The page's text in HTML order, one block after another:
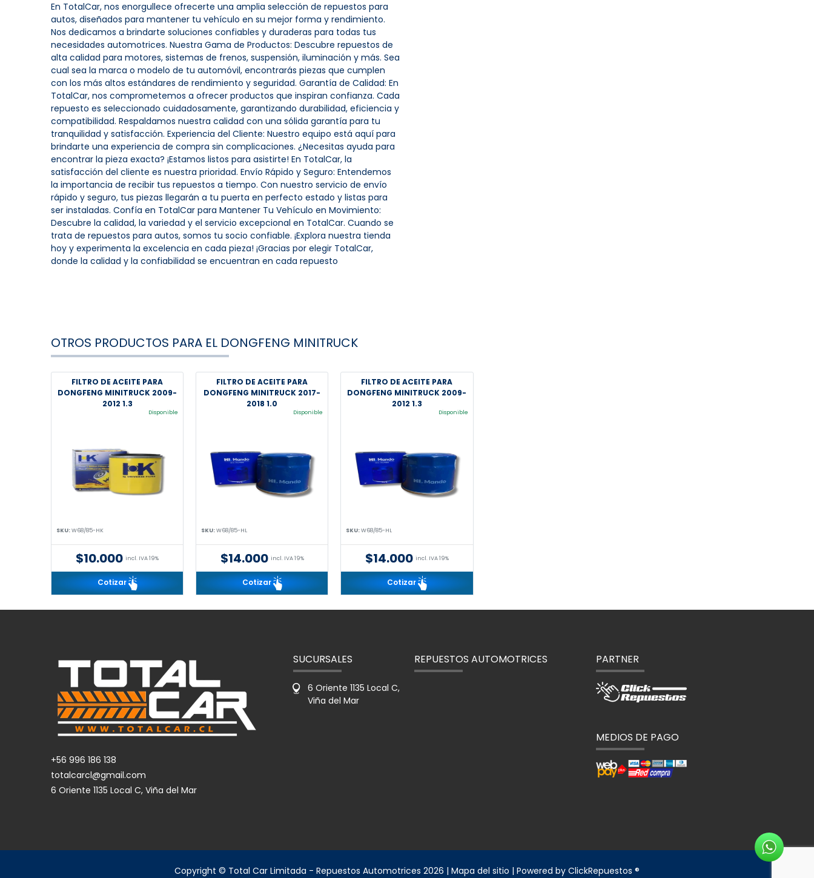
En TotalCar, nos enorgullece ofrecerte una amplia selección de repuestos para
autos, diseñados para mantener tu vehículo en su mejor forma y rendimiento.
Nos dedicamos a brindarte soluciones confiables y duraderas para todas tus
necesidades automotrices. Nuestra Gama de Productos: Descubre repuestos de
alta calidad para motores, sistemas de frenos, suspensión, iluminación y más. Sea
cual sea la marca o modelo de tu automóvil, encontrarás piezas que cumplen
con los más altos estándares de rendimiento y seguridad. Garantía de Calidad: En
TotalCar, nos comprometemos a ofrecer productos que inspiran confianza. Cada
repuesto es seleccionado cuidadosamente, garantizando durabilidad, eficiencia y
compatibilidad. Respaldamos nuestra calidad con una sólida garantía para tu
tranquilidad y satisfacción. Experiencia del Cliente: Nuestro equipo está aquí para
brindarte una experiencia de compra sin complicaciones. ¿Necesitas ayuda para
encontrar la pieza exacta? ¡Estamos listos para asistirte! En TotalCar, la
satisfacción del cliente es nuestra prioridad. Envío Rápido y Seguro: Entendemos
la importancia de recibir tus repuestos a tiempo. Con nuestro servicio de envío
rápido y seguro, tus piezas llegarán a tu puerta en perfecto estado y listas para
ser instaladas. Confía en TotalCar para Mantener Tu Vehículo en Movimiento:
Descubre la calidad, la variedad y el servicio excepcional en TotalCar. Cuando se
trata de repuestos para autos, somos tu socio confiable. ¡Explora nuestra tienda
hoy y experimenta la excelencia en cada pieza! ¡Gracias por elegir TotalCar,
donde la calidad y la confiabilidad se encuentran en cada repuesto
OTROS PRODUCTOS PARA EL DONGFENG MINITRUCK
FILTRO DE ACEITE PARA
DONGFENG MINITRUCK 2009-
2012 1.3
Disponible
SKU:W68/85-HK
$10.000 incl. IVA 19%
Cotizar
FILTRO DE ACEITE PARA
DONGFENG MINITRUCK 2017-
2018 1.0
Disponible
SKU:W68/85-HL
$14.000 incl. IVA 19%
Cotizar
FILTRO DE ACEITE PARA
DONGFENG MINITRUCK 2009-
2012 1.3
Disponible
SKU:W68/85-HL
$14.000 incl. IVA 19%
Cotizar
+56 996 186 138
totalcarcl@gmail.com
6 Oriente 1135 Local C, Viña del Mar
REPUESTOS AUTOMOTRICES
SUCURSALES
6 Oriente 1135 Local C,
Viña del Mar
PARTNER
MEDIOS DE PAGO
Copyright © Total Car Limitada - Repuestos Automotrices 2026 | Mapa del sitio | Powered by ClickRepuestos ®